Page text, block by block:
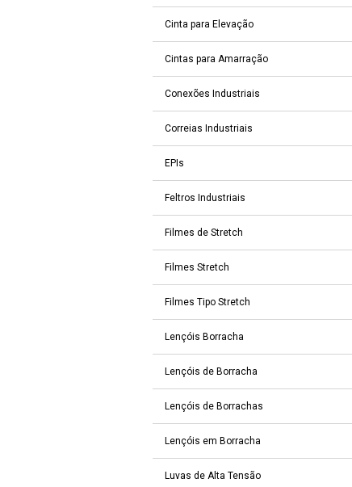
Cinta para Elevação
Cintas para Amarração
Conexões Industriais
Correias Industriais
EPIs
Feltros Industriais
Filmes de Stretch
Filmes Stretch
Filmes Tipo Stretch
Lençóis Borracha
Lençóis de Borracha
Lençóis de Borrachas
Lençóis em Borracha
Luvas de Alta Tensão